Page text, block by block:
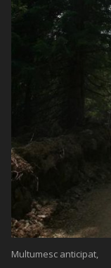
Multumesc anticipat,